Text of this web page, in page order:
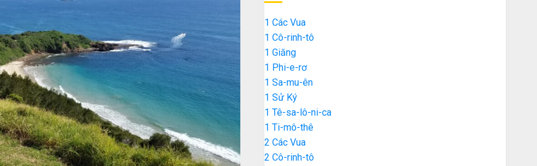
1 Các Vua
1 Cô-rinh-tô
1 Giăng
1 Phi-e-rơ
1 Sa-mu-ên
1 Sử Ký
1 Tê-sa-lô-ni-ca
1 Ti-mô-thê
2 Các Vua
2 Cô-rinh-tô